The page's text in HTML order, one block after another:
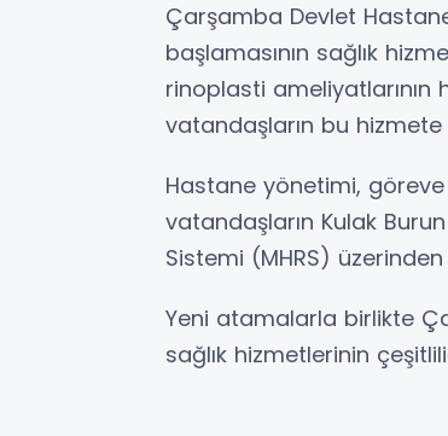
Çarşamba Devlet
başlamasının sağlık
rinoplasti ameliyatlarının
vatandaşların bu hizmete
Hastane yönetimi,
vatandaşların Kulak
Sistemi (MHRS)
Yeni atamalarla birlikte
sağlık hizmetlerinin